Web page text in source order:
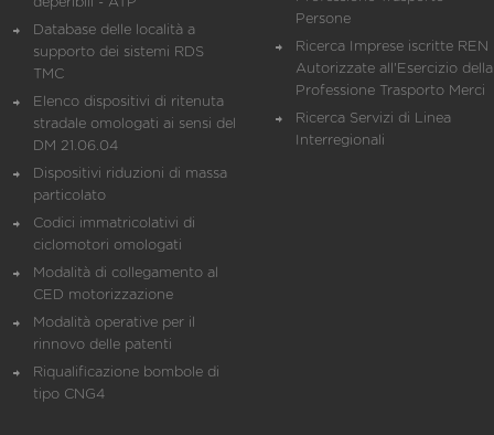
Database delle località a
supporto dei sistemi RDS
TMC
Elenco dispositivi di ritenuta
stradale omologati ai sensi del
DM 21.06.04
Dispositivi riduzioni di massa
particolato
Codici immatricolativi di
ciclomotori omologati
Modalità di collegamento al
CED motorizzazione
Modalità operative per il
rinnovo delle patenti
Riqualificazione bombole di
tipo CNG4
Persone
Ricerca Imprese iscritte REN
Autorizzate all'Esercizio della
Professione Trasporto Merci
Ricerca Servizi di Linea
Interregionali